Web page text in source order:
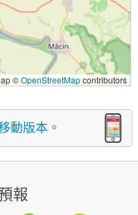
©OpenStreetMapcontributors
動版本。
報